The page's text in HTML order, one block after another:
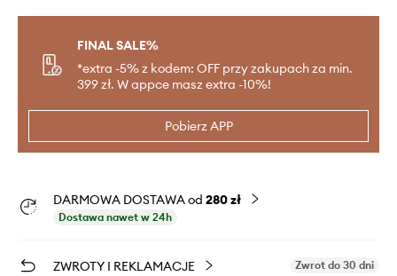
FINAL SALE%
*extra -5% z kodem: OFF przy zakupach za min.
399 zł. W appce masz extra -10%!
Pobierz APP
DARMOWA DOSTAWA od 280 zł
Dostawa nawet w 24h
ZWROTY I REKLAMACJE Zwrot do 30 dni